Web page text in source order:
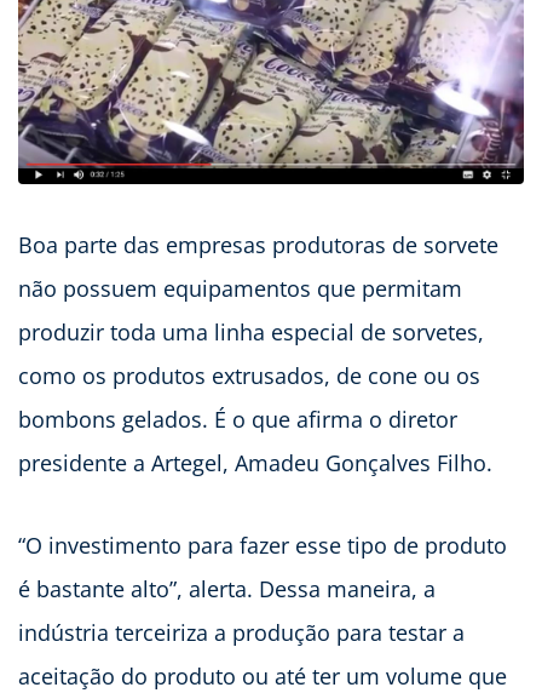
Boa parte das empresas produtoras de sorvete
não possuem equipamentos que permitam
produzir toda uma linha especial de sorvetes,
como os produtos extrusados, de cone ou os
bombons gelados. É o que afirma o diretor
presidente a Artegel, Amadeu Gonçalves Filho.
“O investimento para fazer esse tipo de produto
é bastante alto”, alerta. Dessa maneira, a
indústria terceiriza a produção para testar a
aceitação do produto ou até ter um volume que